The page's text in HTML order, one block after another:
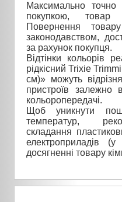
Максимально точно
покупкою, товар
Повернення
законодавством,
за рахунок покупця.
Відтінки кольорів
рідкісний Trixie
см)» можуть
пристроїв залежно
кольоропередачі.
Щоб уникнути
температур,
складання
електроприладів
досягненні товару